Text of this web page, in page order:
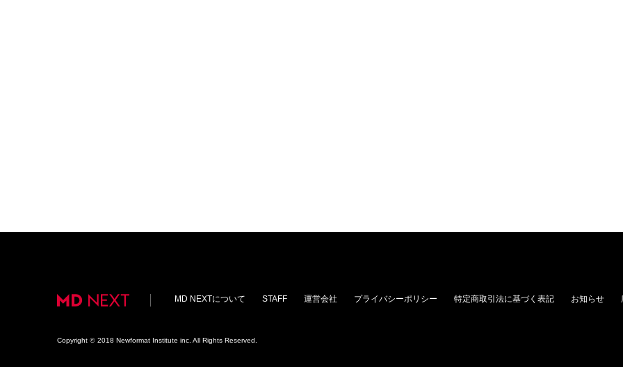
MD NEXTについて STAFF 運営会社 プライバシーポリシー 特定商取引法に基づく表記 お知らせ
Copyright © 2018 Newformat Institute inc. All Rights Reserved.